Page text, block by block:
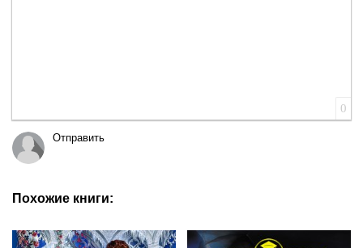
0
Отправить
Похожие книги: